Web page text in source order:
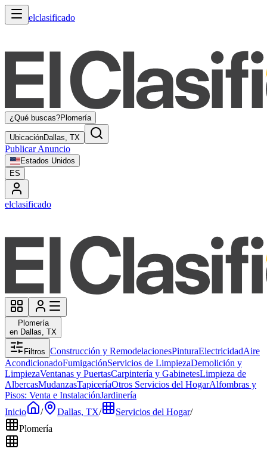
elclasificado
¿Qué buscas?Plomería
UbicaciónDallas, TX
Publicar Anuncio
Estados Unidos
ES
elclasificado
Plomería
en Dallas, TX
Filtros Construcción y RemodelacionesPinturaElectricidadAire
AcondicionadoFumigaciónServicios de LimpiezaDemolición y
LimpiezaVentanas y PuertasCarpintería y GabinetesLimpieza de
AlbercasMudanzasTapiceríaOtros Servicios del HogarAlfombras y
Pisos: Venta e InstalaciónJardinería
Inicio
/ Dallas, TX/ Servicios del Hogar/
Plomería